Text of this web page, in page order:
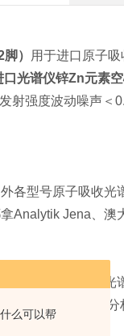
么可以帮
）
用于进口原子
口光谱仪锌Zn元素空
射强度波动噪声＜
各型号原子吸收光
Analytik Jena、澳
产各信号原子吸收光
沈阳华光、辽宁分